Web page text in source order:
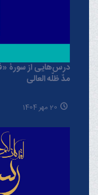
درس‌هایی از سورۀ
مدّ ظلّه العالی
20 مهر 1404